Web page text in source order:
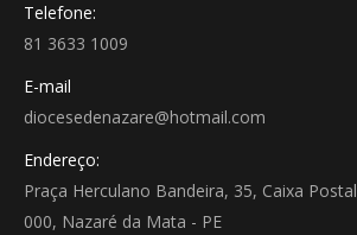
Telefone:
81 3633 1009
E-mail
diocesedenazare@hotmail.com
Endereço:
Praça Herculano Bandeira, 35, Caixa
000, Nazaré da Mata - PE